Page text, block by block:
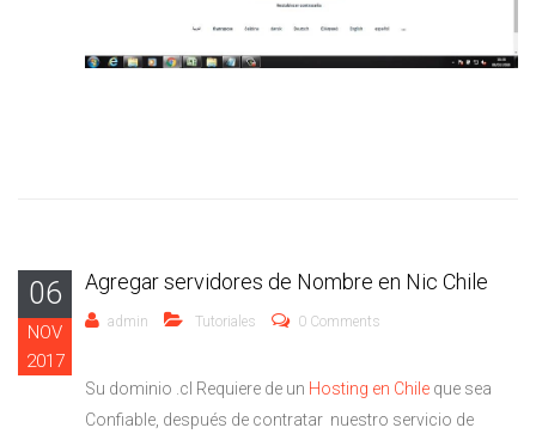
Vídeo
06
NOV
2017
Agregar servidores de Nombre en Nic Chile
admin Tutoriales 0 Comments
Su dominio .cl Requiere de un Hosting en Chile que sea
Confiable, después de contratar nuestro servicio de